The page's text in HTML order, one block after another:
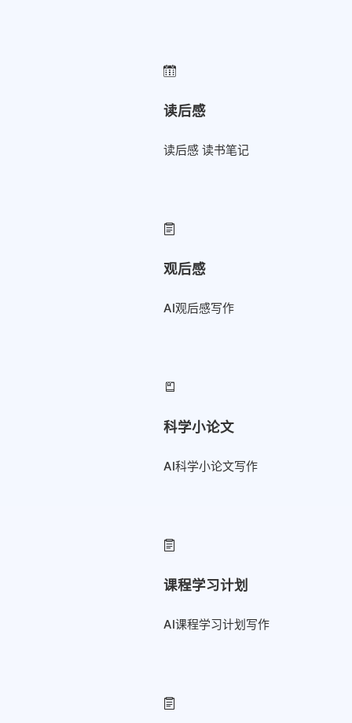
读后感
读后感 读书笔记
观后感
AI观后感写作
科学小论文
AI科学小论文写作
课程学习计划
AI课程学习计划写作